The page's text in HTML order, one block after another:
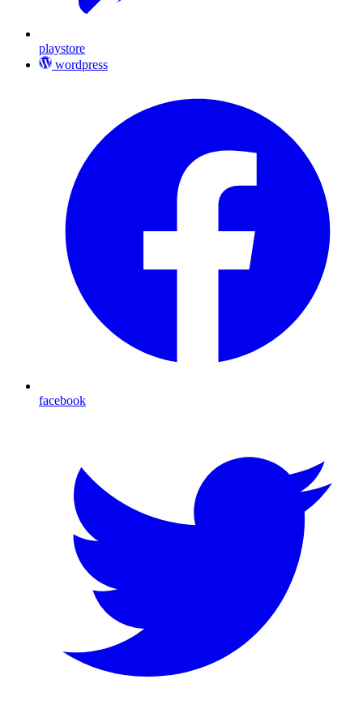
playstore
wordpress
facebook